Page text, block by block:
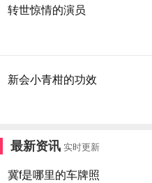
转世惊情的演员
新会小青柑的功效
最新资讯 实时更新
冀f是哪里的车牌照